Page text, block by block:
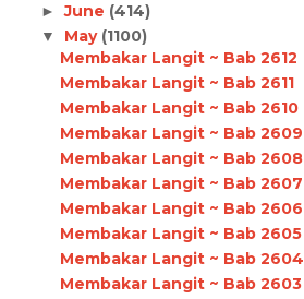
►June (414)
▼ May (1100)
Membakar Langit ~ Bab 2612
Membakar Langit ~ Bab 2611
Membakar Langit ~ Bab 2610
Membakar Langit ~ Bab 2609
Membakar Langit ~ Bab 2608
Membakar Langit ~ Bab 2607
Membakar Langit ~ Bab 2606
Membakar Langit ~ Bab 2605
Membakar Langit ~ Bab 2604
Membakar Langit ~ Bab 2603